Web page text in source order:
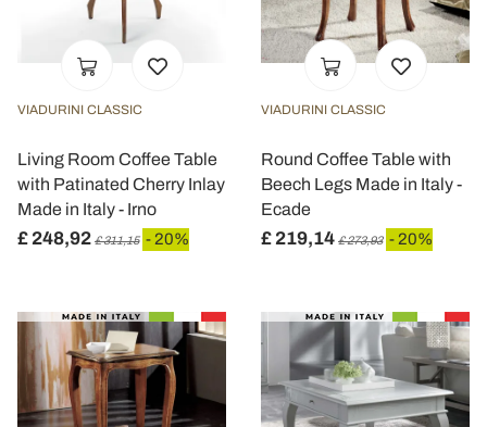
VIADURINI CLASSIC
Living Room Coffee Table
with Patinated Cherry Inlay
Made in Italy - Irno
£ 248,92 £ 311,15 - 20%
VIADURINI CLASSIC
Round Coffee Table with
Beech Legs Made in Italy -
Ecade
£ 219,14 £ 273,93 - 20%